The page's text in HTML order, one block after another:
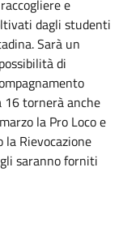
e
dagli studenti
Sarà un
di
16 tornerà anche
la Pro Loco e
Rievocazione
saranno forniti